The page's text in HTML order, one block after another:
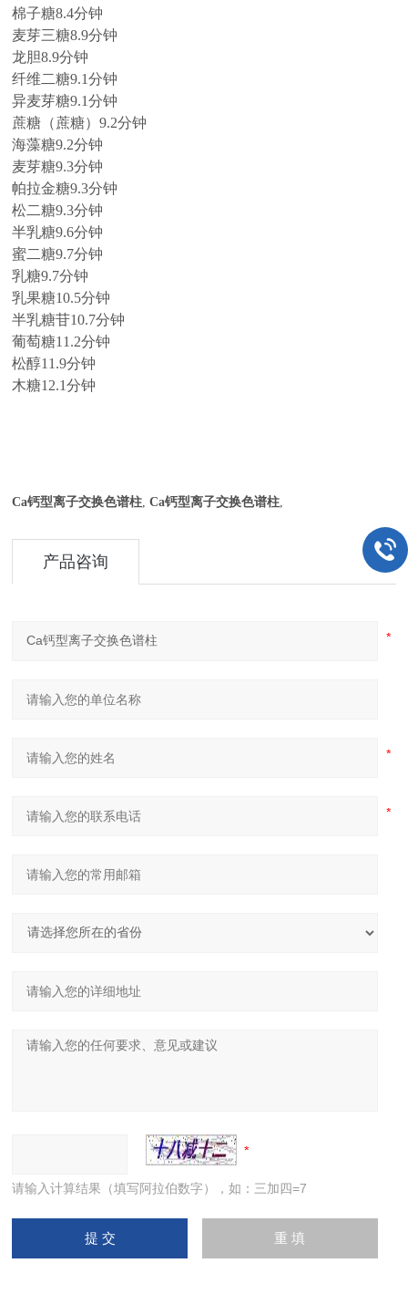
棉子糖8.4分钟
麦芽三糖8.9分钟
龙胆8.9分钟
纤维二糖9.1分钟
异麦芽糖9.1分钟
蔗糖（蔗糖）9.2分钟
海藻糖9.2分钟
麦芽糖9.3分钟
帕拉金糖9.3分钟
松二糖9.3分钟
半乳糖9.6分钟
蜜二糖9.7分钟
乳糖9.7分钟
乳果糖10.5分钟
半乳糖苷10.7分钟
葡萄糖11.2分钟
松醇11.9分钟
木糖12.1分钟
Ca钙型离子交换色谱柱, Ca钙型离子交换色谱柱,
产品咨询
请输入计算结果（填写阿拉伯数字），如：三加四=7